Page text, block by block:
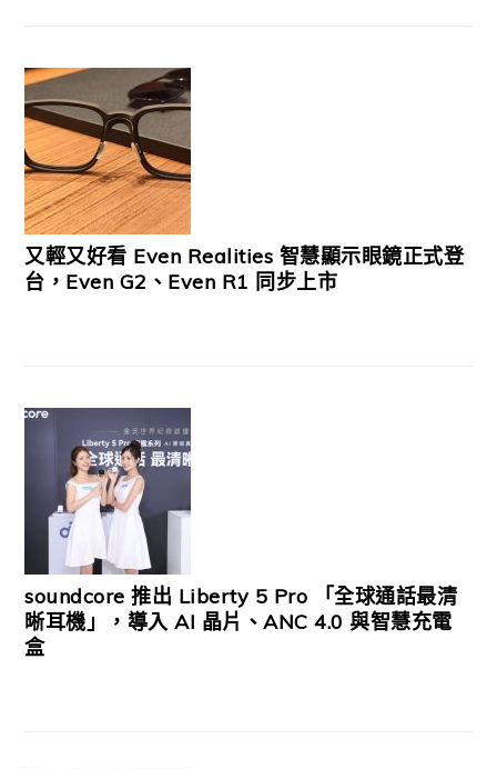
又輕又好看 Even Realities 智慧顯示眼鏡正式登
台，Even G2、Even R1 同步上市
soundcore 推出 Liberty 5 Pro 「全球通話最清
晰耳機」，導入 AI 晶片、ANC 4.0 與智慧充電
盒